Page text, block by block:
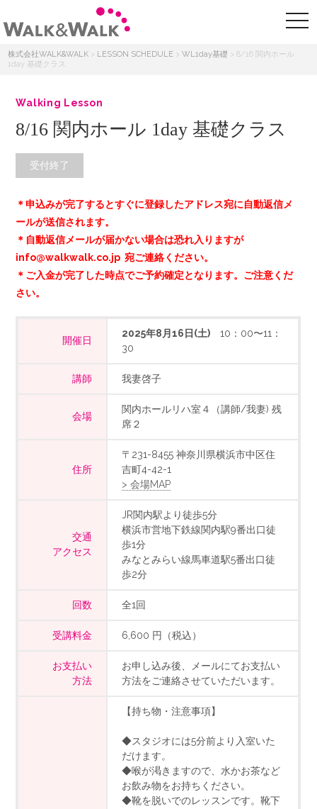
株式会社WALK&WALK > LESSON SCHEDULE >WL1day基礎 >8/16 関内ホール
1day 基礎クラス
Walking Lesson
8/16 関内ホール 1day 基礎クラス
受付終了
＊申込みが完了するとすぐに登録したアドレス宛に自動返信メ
ールが送信されます。
＊自動返信メールが届かない場合は恐れ入りますが
info@walkwalk.co.jp 宛ご連絡ください。
＊ご入金が完了した時点でご予約確定となります。ご注意くだ
さい。
開催日
2025年8月16日(土) 10：00〜11：
30
講師 我妻啓子
会場
関内ホールリハ室４（講師/我妻) 残
席２
住所
〒231-8455 神奈川県横浜市中区住
吉町4-42-1
> 会場MAP
交通
アクセス
JR関内駅より徒歩5分
横浜市営地下鉄線関内駅9番出口徒
歩1分
みなとみらい線馬車道駅5番出口徒
歩2分
回数 全1回
受講料金 6,600 円（税込）
お支払い
方法
お申し込み後、メールにてお支払い
方法をご連絡させていただいます。
【持ち物・注意事項】
◆スタジオには5分前より入室いた
だけます。
◆喉が渇きますので、水かお茶など
お飲み物をお持ちください。
◆靴を脱いでのレッスンです。靴下